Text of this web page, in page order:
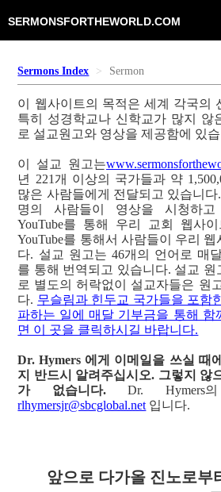
SERMONSFORTHEWORLD.COM
Sermons Index Sermon
이 웹사이트의 목적은 세계 각국의
특히 성경학교나 신학교가 많지 않
로 설교원고와 영상을 제공함에 있
이 설교 원고는
년 221개 이상의 국가들과 약
많은 사람들에게 전달되고 있습니다
명의 사람들이 영상을 시청하
YouTube를 통해 우리 교회 웹사
YouTube를 통해서 사람들이 우리
다. 설교 원고는 46개의 언어로 매
를 통해 번역되고 있습니다. 설교 원
로 별도의 허락없이 설교자들은 원
다. 무슬림과 힌두교 국가들을 포함
파하는 일에 매달 기부금을 통해 함
면 이 곳을 클릭하시길 바랍니다.
Dr. Hymers 에게 이메일을 쓰실 때
지 반드시 알려주십시오. 그렇지 않
가 없습니다.Dr. Hymers
rlhymersjr@sbcglobal.net 입니다.
앞으로 다가올 진노로부